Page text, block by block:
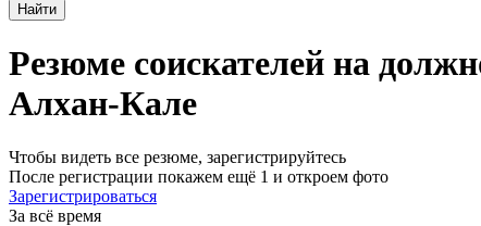
Найти
Резюме соискателей на
Алхан-Кале
Чтобы видеть все резюме, зарегистрируйтесь
После регистрации покажем ещё 1 и откроем фото
Зарегистрироваться
За всё время